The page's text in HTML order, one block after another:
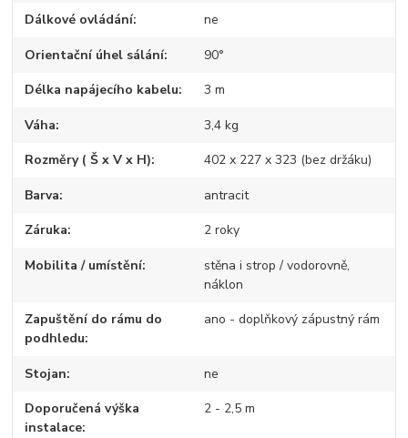
Dálkové ovládání ne
Orientační úhel sálání 90°
Délka napájecího kabelu 3 m
Váha 3,4 kg
Rozměry ( Š x V x H) 402 x 227 x 323 (bez držáku)
Barva antracit
Záruka 2 roky
Mobilita / umístění
stěna i strop / vodorovně,
náklon
Zapuštění do rámu do
podhledu
ano - doplňkový zápustný rám
Stojan ne
Doporučená výška
instalace
2 - 2,5 m